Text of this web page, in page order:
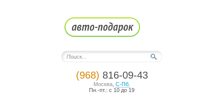
(968) 816-09-43
Москва ,С-Пб.
Пн.-пт.: с 10 до 19